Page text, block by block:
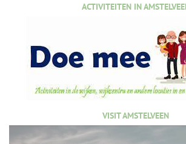
ACTIVITEITEN IN
VISIT AMSTELVEEN